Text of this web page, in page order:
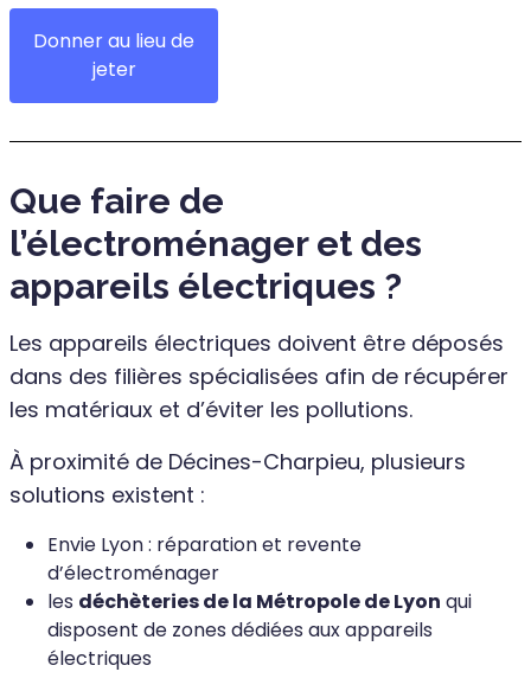
Donner au lieu de
jeter
Que faire de
l’électroménager et des
appareils électriques ?
Les appareils électriques doivent être déposés
dans des filières spécialisées afin de récupérer
les matériaux et d’éviter les pollutions.
À proximité de Décines-Charpieu, plusieurs
solutions existent :
Envie Lyon : réparation et revente
d’électroménager
les déchèteries de la Métropole de Lyon qui
disposent de zones dédiées aux appareils
électriques